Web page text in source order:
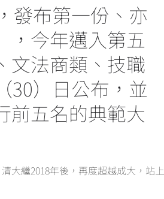
發布第一份、亦
，今年邁入第五
文法商類、技職
30）日公布，並
前五名的典範大
大繼2018年後，再度超越成大，站上